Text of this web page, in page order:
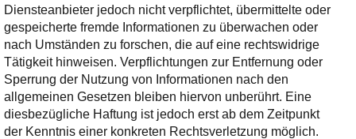
Diensteanbieter jedoch nicht verpflichtet, übermittelte oder
gespeicherte fremde Informationen zu überwachen oder
nach Umständen zu forschen, die auf eine rechtswidrige
Tätigkeit hinweisen. Verpflichtungen zur Entfernung oder
Sperrung der Nutzung von Informationen nach den
allgemeinen Gesetzen bleiben hiervon unberührt. Eine
diesbezügliche Haftung ist jedoch erst ab dem Zeitpunkt
der Kenntnis einer konkreten Rechtsverletzung möglich.